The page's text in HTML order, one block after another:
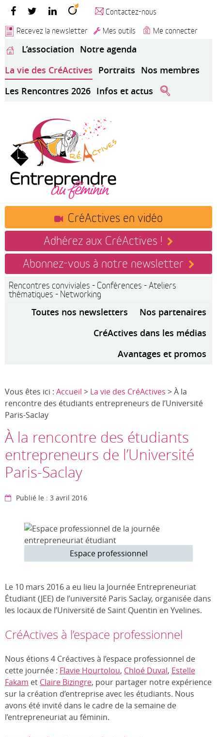
Contactez-nous
Recevez la newsletter
Mes outils Me connecter
L’association Notre agenda
La vie des CréActives Portraits Nos membres
Les Rencontres 2026 Infos et actus
CréActives en vidéo
Adhérez aux CréActives !
Abonnez-vous à notre newsletter
Rencontres conviviales - Conférences - Ateliers
thématiques - Networking
Toutes nos newsletters
Nos partenaires
CréActives dans les médias
Avantages et promos
Vous êtes ici : Accueil > La vie des CréActives > À la
rencontre des étudiants entrepreneurs de l’Université
Paris-Saclay
À la rencontre des étudiants
entrepreneurs de l’Université
Paris-Saclay
Publié le : 3 avril 2016
Espace professionnel
Le 10 mars 2016 a eu lieu la Journée Entrepreneuriat
Étudiant (JEE) de l’université Paris Saclay, organisée dans
les locaux de l’Université de Saint Quentin en Yvelines.
CréActives à l’espace professionnel
Nous étions 4 Créactives à l’espace professionnel de
cette journée : Flavie Hourtolou, Chloé Duval, Estelle
Fakam et Claire Bizingre, pour partager notre expérience
sur la création d’entreprise avec les étudiants. Nous
avons été invité dans le cadre de la semaine de
l’entrepreneuriat au féminin.